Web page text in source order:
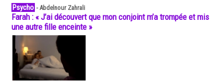
Psycho -Abdelnour Zahrali
Farah : « J’ai découvert que mon conjoint m’a trompée et mis
une autre fille enceinte »